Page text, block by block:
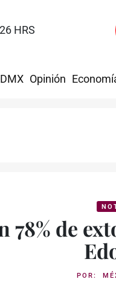
HRS
Opinión
78% de
POR: